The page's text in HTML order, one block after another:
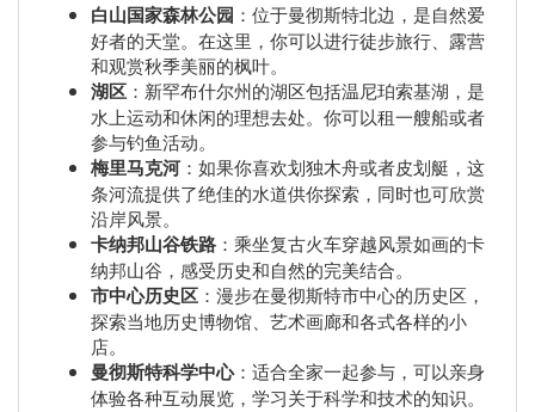
白山国家森林公园 ：位于曼彻斯特北边，是自然爱
好者的天堂。在这里，你可以进行徒步旅行、露营
和观赏秋季美丽的枫叶。
湖区 ：新罕布什尔州的湖区包括温尼珀索基湖，是
水上运动和休闲的理想去处。你可以租一艘船或者
参与钓鱼活动。
梅里马克河：如果你喜欢划独木舟或者皮划艇，这
条河流提供了绝佳的水道供你探索，同时也可欣赏
沿岸风景。
卡纳邦山谷铁路 ：乘坐复古火车穿越风景如画的卡
纳邦山谷，感受历史和自然的完美结合。
市中心历史区 ：漫步在曼彻斯特市中心的历史区，
探索当地历史博物馆、艺术画廊和各式各样的小
店。
曼彻斯特科学中心：适合全家一起参与，可以亲身
体验各种互动展览，学习关于科学和技术的知识。